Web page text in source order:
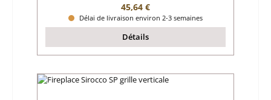
Prix régulier :
45,64 €
Délai de livraison environ 2-3 semaines
Détails